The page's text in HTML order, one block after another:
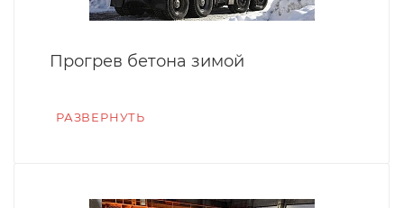
Прогрев бетона зимой
РАЗВЕРНУТЬ